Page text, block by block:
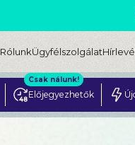
RólunkÜgyfélszolgálat
Előjegyezhetők
Csak nálunk!